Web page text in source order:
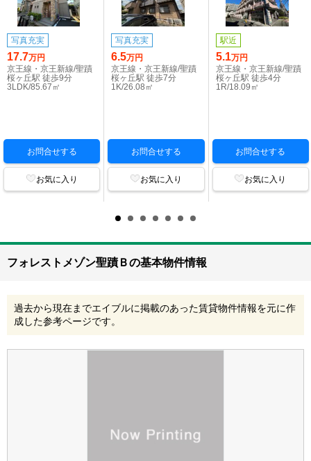
写真充実
17.7万円
京王線・京王新線/聖蹟
桜ヶ丘駅 徒歩9分
3LDK/85.67㎡
お問合せする
お気に入り
写真充実
6.5万円
京王線・京王新線/聖蹟
桜ヶ丘駅 徒歩7分
1K/26.08㎡
お問合せする
お気に入り
駅近
5.1万円
京王線・京王新線/聖蹟
桜ヶ丘駅 徒歩4分
1R/18.09㎡
お問合せする
お気に入り
フォレストメゾン聖蹟Ｂの基本物件情報
過去から現在までエイブルに掲載のあった賃貸物件情報を元に作
成した参考ページです。